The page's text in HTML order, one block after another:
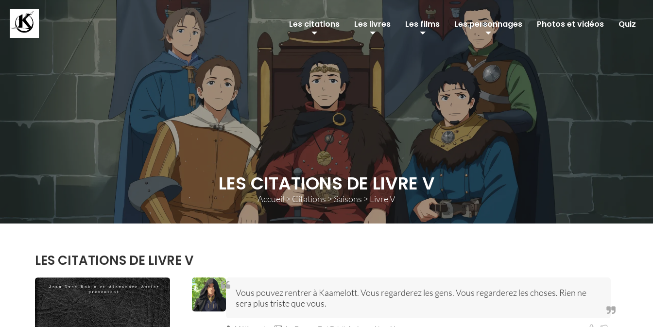
Les citations Les livres Les films Les personnages Photos et vidéos Quiz
LES CITATIONS DE LIVRE V
Accueil > Citations>Saisons >Livre V
LES CITATIONS DE LIVRE V
Vous pouvez rentrer à Kaamelott. Vous regarderez les gens. Vous regarderez les choses. Rien ne
sera plus triste que vous.